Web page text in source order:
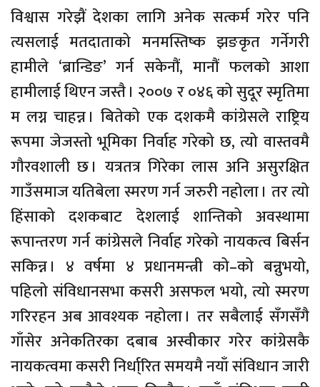
विश्वास गरेझैं देशका लागि अनेक सत्कर्म गरेर पनि
त्यसलाई मतदाताको मनमस्तिष्क झङकृत गर्नेगरी
हामीले ‘ब्रान्डिङ’ गर्न सकेनौं, मानौं फलको आशा
हामीलाई थिएन जस्तै । २००७ र ०४६ को सुदूर स्मृतिमा
म लग्न चाहन्न । बितेको एक दशकमै कांग्रेसले राष्ट्रिय
रूपमा जेजस्तो भूमिका निर्वाह गरेको छ, त्यो वास्तवमै
गौरवशाली छ । यत्रतत्र गिरेका लास अनि असुरक्षित
गाउँसमाज यतिबेला स्मरण गर्न जरुरी नहोला । तर त्यो
हिंसाको दशकबाट देशलाई शान्तिको अवस्थामा
रूपान्तरण गर्न कांग्रेसले निर्वाह गरेको नायकत्व बिर्सन
सकिन्न । ४ वर्षमा ४ प्रधानमन्त्री को–को बन्नुभयो,
पहिलो संविधानसभा कसरी असफल भयो, त्यो स्मरण
गरिरहन अब आवश्यक नहोला । तर सबैलाई सँगसँगै
गाँसेर अनेकतिरका दबाब अस्वीकार गरेर कांग्रेसकै
नायकत्वमा कसरी निर्धा्रित समयमै नयाँ संविधान जारी